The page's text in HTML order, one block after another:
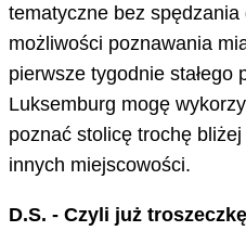
tematyczne bez spędzania
możliwości poznawania
pierwsze tygodnie stałego
Luksemburg mogę
poznać stolicę trochę
innych miejscowości.
D.S. - Czyli już